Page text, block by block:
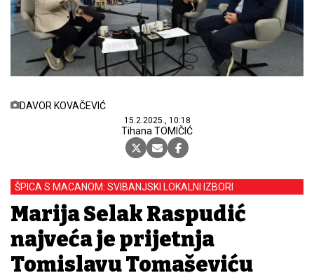
DAVOR KOVAČEVIĆ
15.2.2025., 10:18
Tihana TOMIČIĆ
ŠPICA S MACANOM: SVIBANJSKI LOKALNI IZBORI
Marija Selak Raspudić
najveća je prijetnja
Tomislavu Tomaševiću